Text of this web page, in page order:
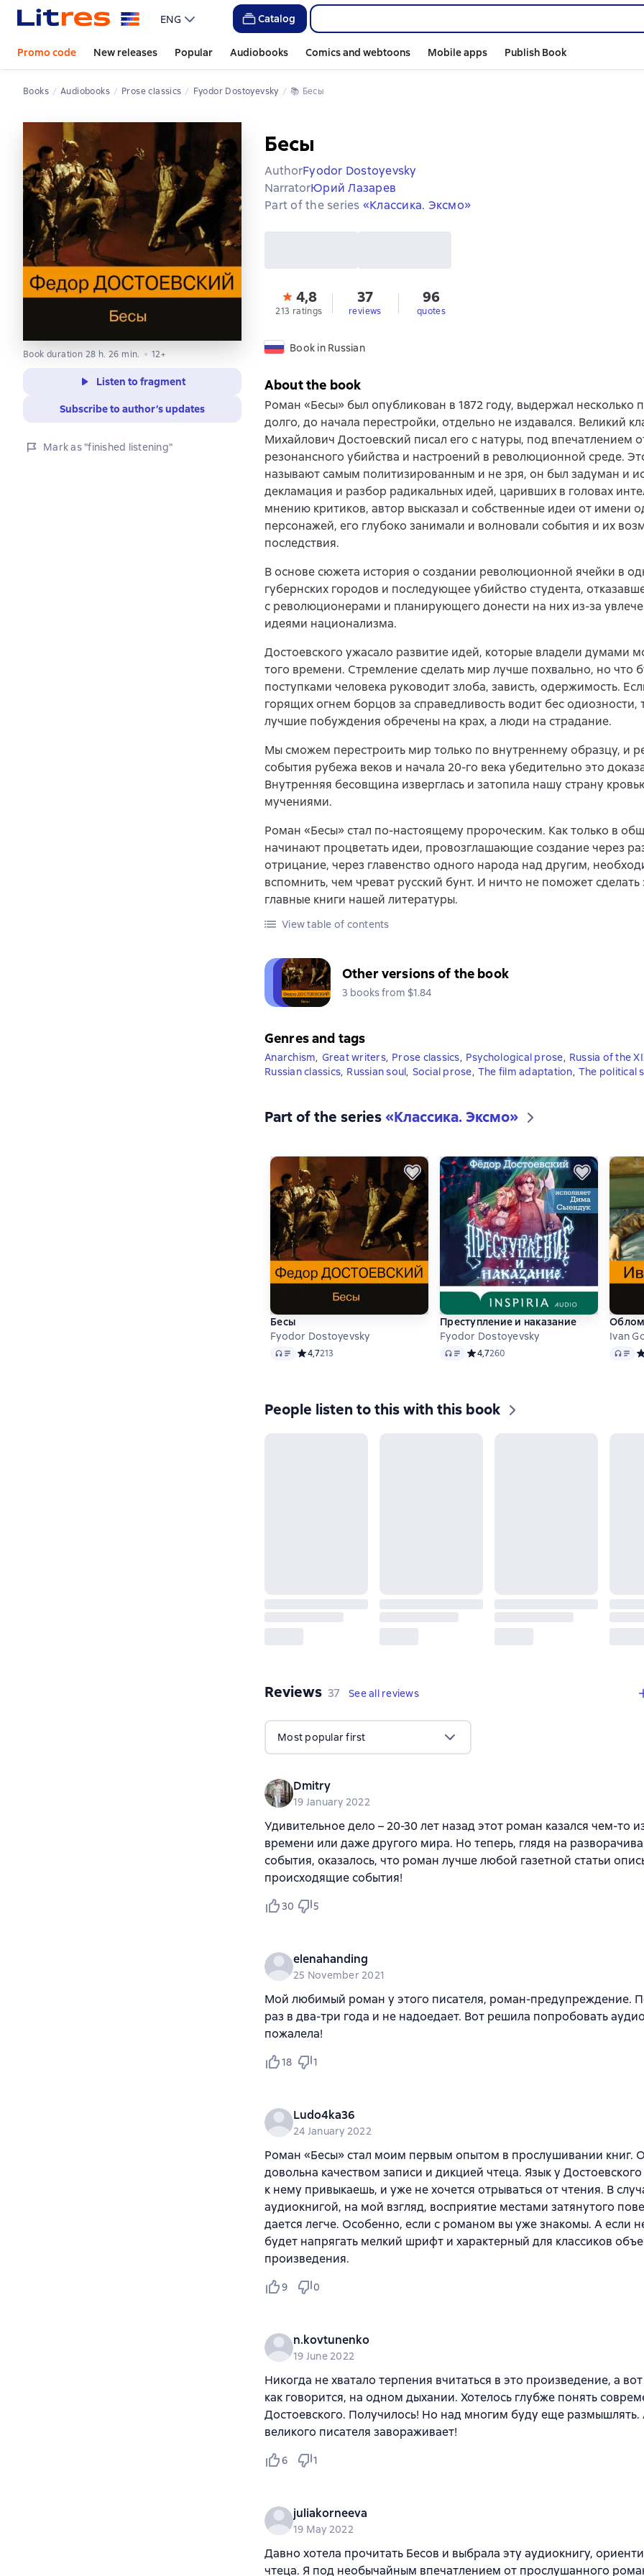
ENG Catalog
Promo code New releases Popular Audiobooks Comics and webtoons Mobile apps Publish Book
Books Audiobooks Prose classics Fyodor Dostoyevsky 📚 Бесы
Book duration 28 h. 26 min. 12+
Listen to fragment
Subscribe to author’s updates
Mark as "finished listening"
Бесы
AuthorFyodor Dostoyevsky
NarratorЮрий Лазарев
Part of the series «Классика. Эксмо»
4,8
213 ratings
37
reviews
96
quotes
Book in Russian
About the book
Роман «Бесы» был опубликован в 1872 году, выдержал несколько
долго, до начала перестройки, отдельно не издавался. Великий
Михайлович Достоевский писал его с натуры, под впечатлением
резонансного убийства и настроений в революционной среде.
называют самым политизированным и не зря, он был задуман и
декламация и разбор радикальных идей, царивших в головах
мнению критиков, автор высказал и собственные идеи от имени
персонажей, его глубоко занимали и волновали события и их
последствия.
В основе сюжета история о создании революционной ячейки в
губернских городов и последующее убийство студента,
с революционерами и планирующего донести на них из-за
идеями национализма.
Достоевского ужасало развитие идей, которые владели думами
того времени. Стремление сделать мир лучше похвально, но что
поступками человека руководит злоба, зависть, одержимость.
горящих огнем борцов за справедливость водит бес одиозности,
лучшие побуждения обречены на крах, а люди на страдание.
Мы сможем перестроить мир только по внутреннему образцу, и
события рубежа веков и начала 20-го века убедительно это
Внутренняя бесовщина изверглась и затопила нашу страну
мучениями.
Роман «Бесы» стал по-настоящему пророческим. Как только в
начинают процветать идеи, провозглашающие создание через
отрицание, через главенство одного народа над другим,
вспомнить, чем чреват русский бунт. И ничто не поможет
главные книги нашей литературы.
View table of contents
Other versions of the book
3 books from $1.84
Genres and tags
Anarchism, Great writers, Prose classics, Psychological prose, Russia of the
Russian classics, Russian soul, Social prose, The film adaptation, The political
Part of the series«Классика. Эксмо»
Бесы
Fyodor Dostoyevsky
Audio Средний рейтинг 4,7 на основе 213 оценок
4,7213
Преступление и наказание
Fyodor Dostoyevsky
Audio Средний рейтинг 4,7 на основе 260
4,7260
Ivan
Audio
People listen to this with this book
Reviews 37 reviews
37 See all reviews
Most popular first
Dmitry
19 January 2022
Удивительное дело – 20-30 лет назад этот роман казался чем-то
времени или даже другого мира. Но теперь, глядя на
события, оказалось, что роман лучше любой газетной статьи
происходящие события!
30 5
elenahanding
25 November 2021
Мой любимый роман у этого писателя, роман-предупреждение.
раз в два-три года и не надоедает. Вот решила попробовать
пожалела!
18 1
Ludo4ka36
24 January 2022
Роман «Бесы» стал моим первым опытом в прослушивании книг.
довольна качеством записи и дикцией чтеца. Язык у
к нему привыкаешь, и уже не хочется отрываться от чтения. В
аудиокнигой, на мой взгляд, восприятие местами затянутого
дается легче. Особенно, если с романом вы уже знакомы. А если
будет напрягать мелкий шрифт и характерный для классиков
произведения.
9 0
n.kovtunenko
19 June 2022
Никогда не хватало терпения вчитаться в это произведение, а
как говорится, на одном дыхании. Хотелось глубже понять
Достоевского. Получилось! Но над многим буду еще размышлять.
великого писателя завораживает!
6 1
juliakorneeva
19 May 2022
Давно хотела прочитать Бесов и выбрала эту аудиокнигу,
чтеца. Я под необычайным впечатлением от прослушанного